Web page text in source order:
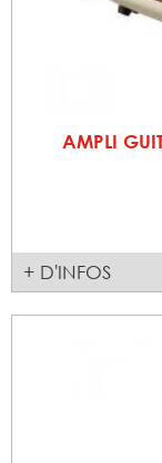
AMPLI
+ D'INFOS